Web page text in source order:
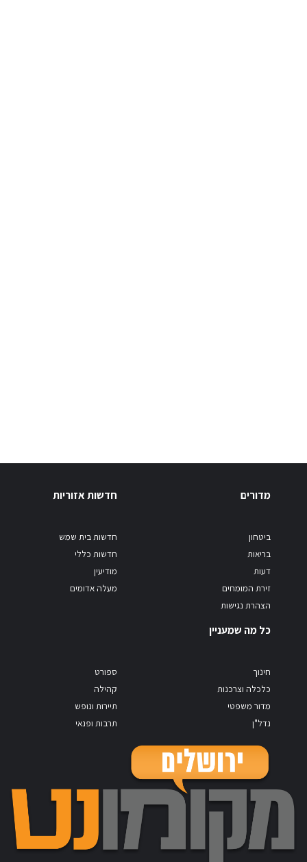
מדורים
ביטחון
בריאות
דעות
זירת המומחים
הצהרת נגישות
חדשות אזוריות
חדשות בית שמש
חדשות כללי
מודיעין
מעלה אדומים
כל מה שמעניין
חינוך
כלכלה וצרכנות
מדור משפטי
נדל"ן
ספורט
קהילה
תיירות ונופש
תרבות ופנאי